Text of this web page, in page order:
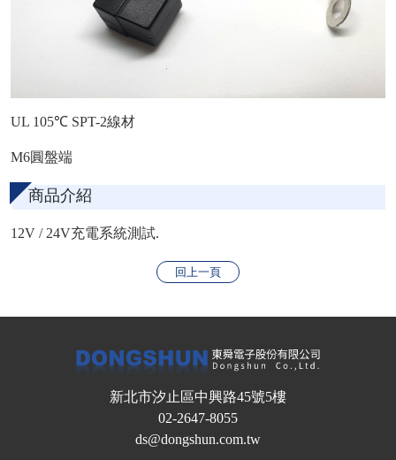
UL 105℃ SPT-2線材
M6圓盤端
商品介紹
12V / 24V充電系統測試.
回上一頁
新北市汐止區中興路45號5樓
02-2647-8055
ds@dongshun.com.tw